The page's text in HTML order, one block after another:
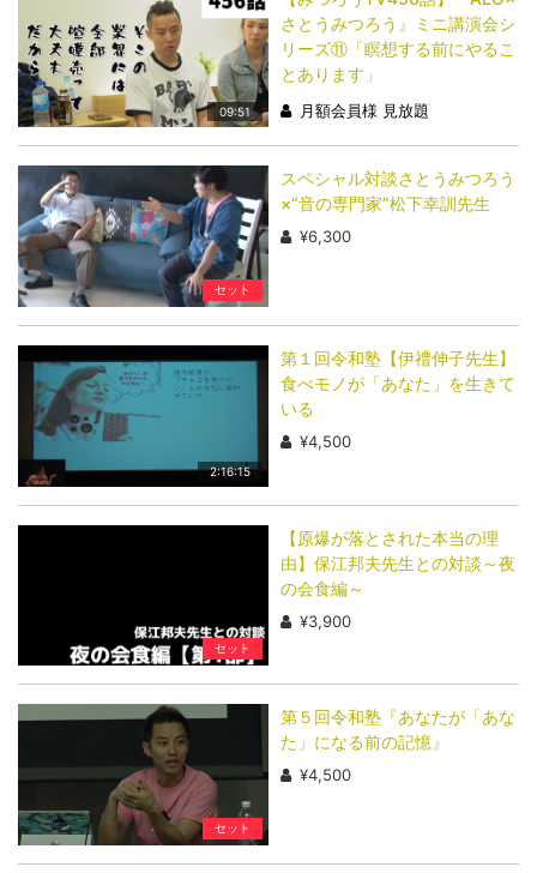
09:51
さとうみつろう』ミニ講演会シ
リーズ⑪「瞑想する前にやるこ
とあります」
月額会員様 見放題
セット
スペシャル対談さとうみつろう
×“音の専門家”松下幸訓先生
¥6,300
2:16:15
第１回令和塾【伊禮伸子先生】
食べモノが「あなた」を生きて
いる
¥4,500
セット
【原爆が落とされた本当の理
由】保江邦夫先生との対談～夜
の会食編～
¥3,900
セット
第５回令和塾『あなたが「あな
た」になる前の記憶』
¥4,500